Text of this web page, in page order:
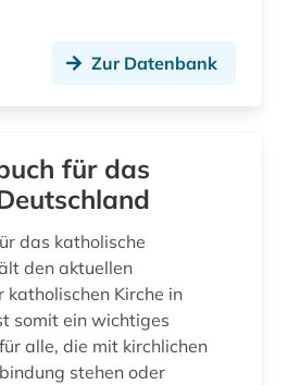
einwanderungspolitik (1)
elektronische bibliothek (1)
elektronische zeitschrift (11)
elektronisches buch (56)
Zur Datenbank
für das
das katholische
den aktuellen
Kirche in
somit ein wichtiges
alle, die mit kirchlichen
stehen oder